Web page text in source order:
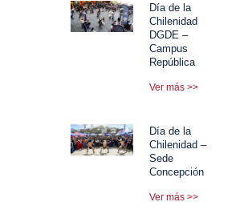
Día de la
Chilenidad
DGDE –
Campus
República
Ver más >>
Día de la
Chilenidad –
Sede
Concepción
Ver más >>